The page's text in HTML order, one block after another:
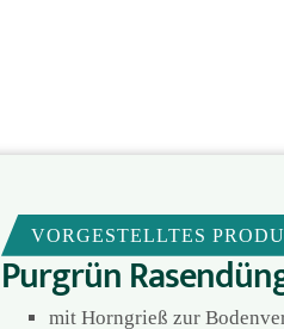
VORGESTELLTES
Purgrün
mit Horngrieß zur